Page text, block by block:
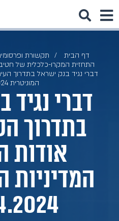
דף הבית תקשורת
התחזית המקרו-כלכלית של
דברי נגיד בנק ישראל בתדרוך
המוניטרית 08.04.2024
דברי
בתדרוך
אודות
המדיניות